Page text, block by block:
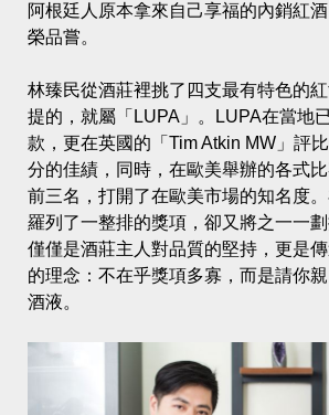
阿根廷人原本拿來自己享福的內銷紅
榮品嘗。
林臻民從酒莊裡挑了四支最有特色的
提的，就屬「LUPA」。LUPA在當地
款，更在英國的「Tim Atkin MW」評
分的佳績，同時，在歐美舉辦的各式
前三名，打開了在歐美市場的知名度
羅列了一整排的獎項，卻又將之一一
僅僅是酒莊主人對品質的堅持，更是
的理念：不在乎獎項多寡，而是請你
酒液。